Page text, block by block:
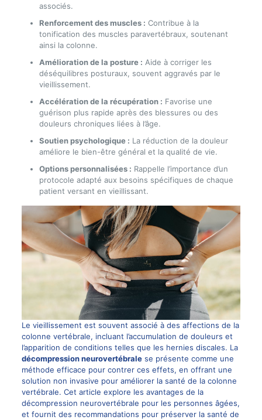
associés.
Renforcement des muscles : Contribue à la
tonification des muscles paravertébraux, soutenant
ainsi la colonne.
Amélioration de la posture : Aide à corriger les
déséquilibres posturaux, souvent aggravés par le
vieillissement.
Accélération de la récupération : Favorise une
guérison plus rapide après des blessures ou des
douleurs chroniques liées à l’âge.
Soutien psychologique : La réduction de la douleur
améliore le bien-être général et la qualité de vie.
Options personnalisées : Rappelle l’importance d’un
protocole adapté aux besoins spécifiques de chaque
patient versant en vieillissant.
Le vieillissement est souvent associé à des affections de la
colonne vertébrale, incluant l’accumulation de douleurs et
l’apparition de conditions telles que les hernies discales. La
décompression neurovertébralese présente comme une
méthode efficace pour contrer ces effets, en offrant une
solution non invasive pour améliorer la santé de la colonne
vertébrale. Cet article explore les avantages de la
décompression neurovertébrale pour les personnes âgées,
et fournit des recommandations pour préserver la santé de